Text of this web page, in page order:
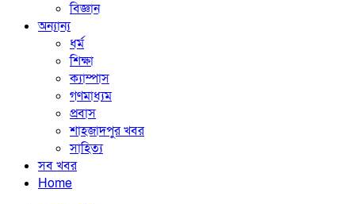
বিজ্ঞান
অন্যান্য
ধর্ম
শিক্ষা
ক্যাম্পাস
গণমাধ্যম
প্রবাস
শাহজাদপুর খবর
সাহিত্য
সব খবর
Home